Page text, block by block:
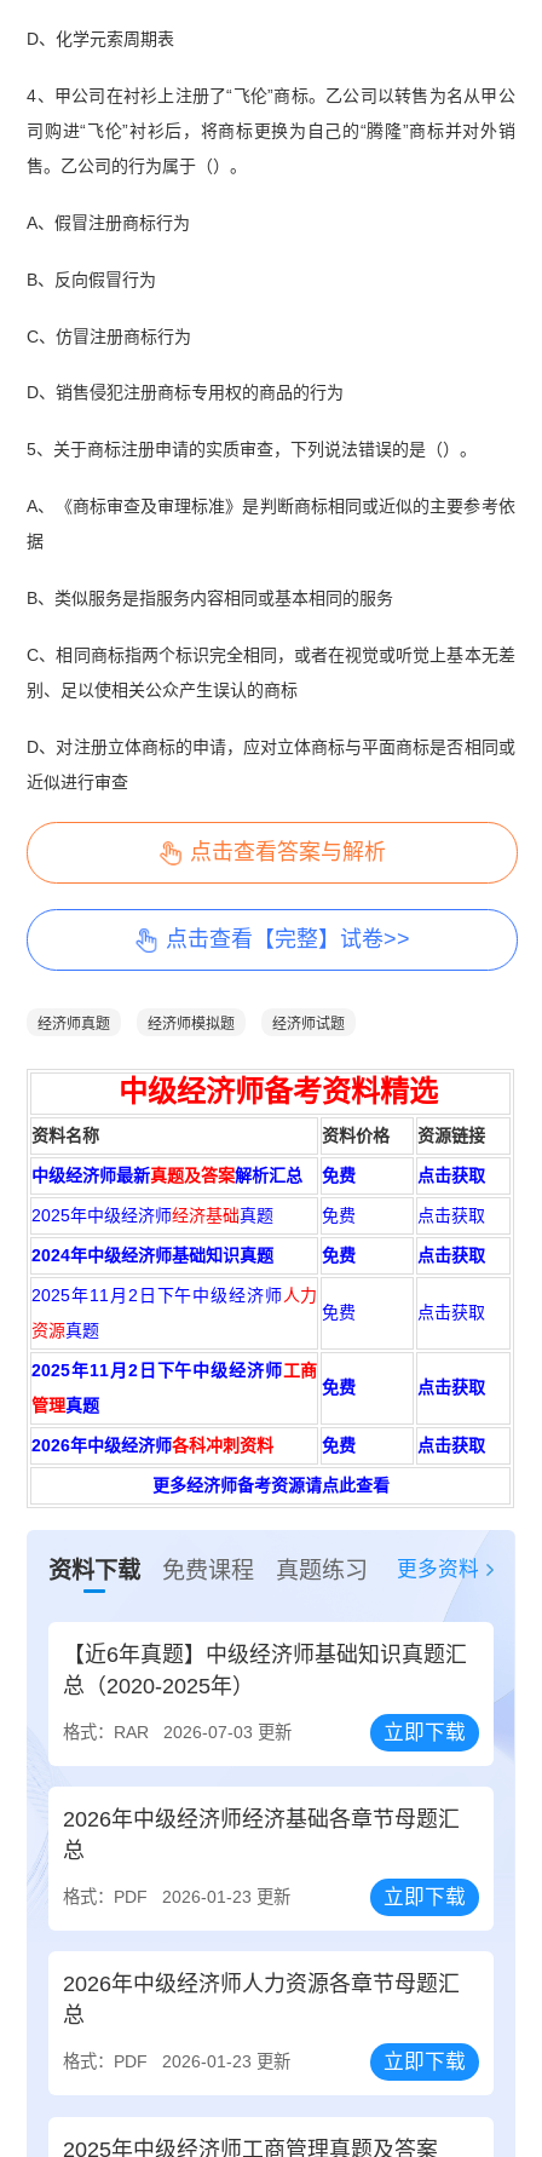
D、化学元索周期表
4、甲公司在衬衫上注册了“飞伦”商标。乙公司以转售为名从甲公
司购进“飞伦”衬衫后，将商标更换为自己的“腾隆”商标并对外销
售。乙公司的行为属于（）。
A、假冒注册商标行为
B、反向假冒行为
C、仿冒注册商标行为
D、销售侵犯注册商标专用权的商品的行为
5、关于商标注册申请的实质审查，下列说法错误的是（）。
A、《商标审查及审理标准》是判断商标相同或近似的主要参考依
据
B、类似服务是指服务内容相同或基本相同的服务
C、相同商标指两个标识完全相同，或者在视觉或听觉上基本无差
别、足以使相关公众产生误认的商标
D、对注册立体商标的申请，应对立体商标与平面商标是否相同或
近似进行审查
点击查看答案与解析
点击查看【完整】试卷>>
经济师真题 经济师模拟题 经济师试题
中级经济师备考资料精选
资料名称 资料价格 资源链接
中级经济师最新真题及答案解析汇总 免费 点击获取
2025年中级经济师经济基础真题 免费 点击获取
2024年中级经济师基础知识真题 免费 点击获取
2025年11月2日下午中级经济师人力
资源真题
免费 点击获取
2025年11月2日下午中级经济师工商
管理真题
免费 点击获取
2026年中级经济师各科冲刺资料 免费 点击获取
更多经济师备考资源请点此查看
资料下载 免费课程 真题练习 更多资料
【近6年真题】中级经济师基础知识真题汇
总（2020-2025年）
格式：RAR 2026-07-03 更新 立即下载
2026年中级经济师经济基础各章节母题汇
总
格式：PDF 2026-01-23 更新 立即下载
2026年中级经济师人力资源各章节母题汇
总
格式：PDF 2026-01-23 更新 立即下载
2025年中级经济师工商管理真题及答案